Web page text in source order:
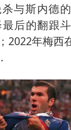
与斯内德
后的翻跟
2022年梅西